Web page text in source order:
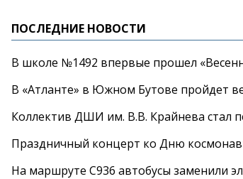
ПОСЛЕДНИЕ НОВОСТИ
В школе №1492 впервые прошел
В «Атланте» в Южном Бутове пройдет
Коллектив ДШИ им. В.В. Крайнева стал
Праздничный концерт ко Дню
На маршруте С936 автобусы заменили